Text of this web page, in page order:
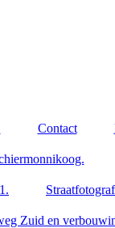
Contact
Zuid en